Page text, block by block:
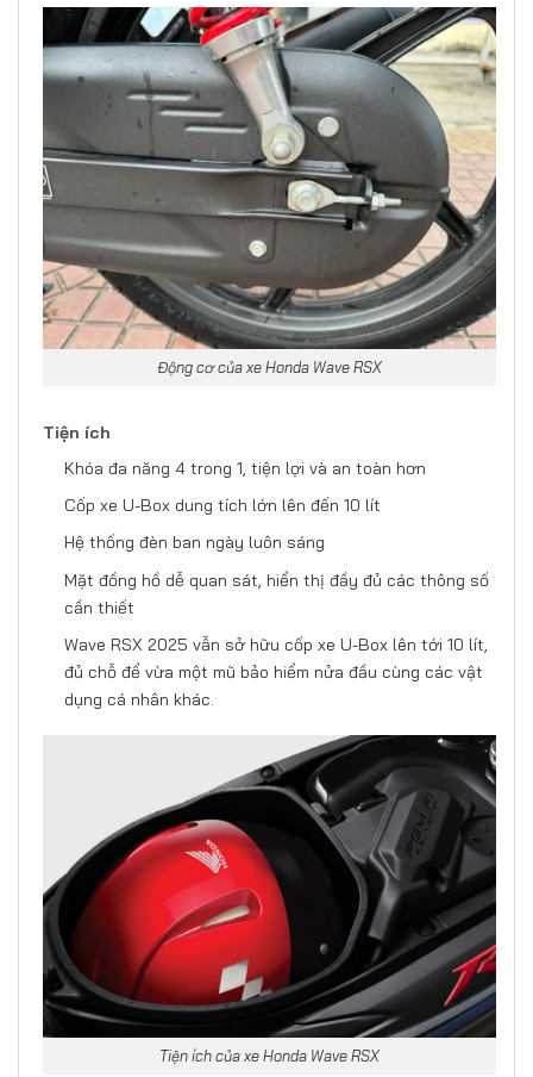
Động cơ của xe Honda Wave RSX
Tiện ích
Khóa đa năng 4 trong 1, tiện lợi và an toàn hơn
Cốp xe U-Box dung tích lớn lên đến 10 lít
Hệ thống đèn ban ngày luôn sáng
Mặt đồng hồ dễ quan sát, hiển thị đầy đủ các thông số
cần thiết
Wave RSX 2025 vẫn sở hữu cốp xe U-Box lên tới 10 lít,
đủ chỗ để vừa một mũ bảo hiểm nửa đầu cùng các vật
dụng cá nhân khác.
Tiện ích của xe Honda Wave RSX